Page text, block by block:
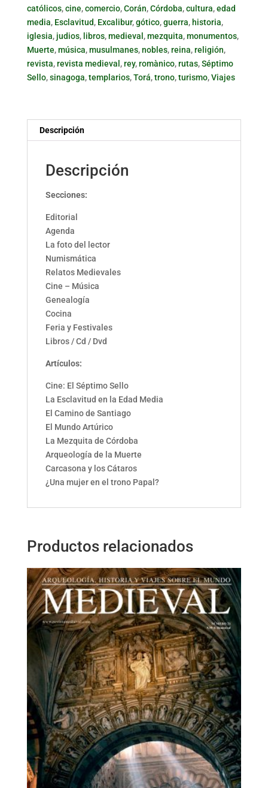
católicos,cine,comercio,Corán,Córdoba,cultura,edad
media, Esclavitud, Excalibur,gótico,guerra, historia,
iglesia, judios, libros,medieval ,mezquita,monumentos,
Muerte,música,musulmanes,nobles,reina,religión,
revista,revista medieval ,rey,romànico,rutas,Séptimo
Sello,sinagoga,templarios,Torá,trono,turismo,Viajes
Descripción
Descripción
Secciones:
Editorial
Agenda
La foto del lector
Numismática
Relatos Medievales
Cine – Música
Genealogía
Cocina
Feria y Festivales
Libros / Cd / Dvd
Artículos:
Cine: El Séptimo Sello
La Esclavitud en la Edad Media
El Camino de Santiago
El Mundo Artúrico
La Mezquita de Córdoba
Arqueología de la Muerte
Carcasona y los Cátaros
¿Una mujer en el trono Papal?
Productos relacionados